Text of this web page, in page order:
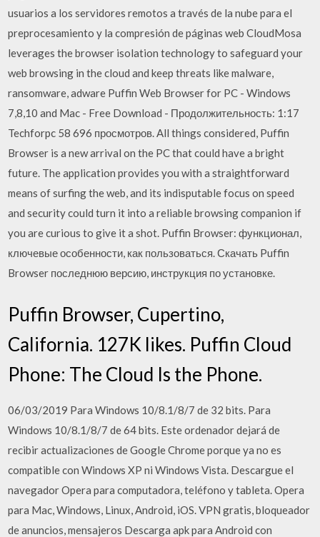
usuarios a los servidores remotos a través de la nube para el
preprocesamiento y la compresión de páginas web CloudMosa
leverages the browser isolation technology to safeguard your
web browsing in the cloud and keep threats like malware,
ransomware, adware Puffin Web Browser for PC - Windows
7,8,10 and Mac - Free Download - Продолжительность: 1:17
Techforpc 58 696 просмотров. All things considered, Puffin
Browser is a new arrival on the PC that could have a bright
future. The application provides you with a straightforward
means of surfing the web, and its indisputable focus on speed
and security could turn it into a reliable browsing companion if
you are curious to give it a shot. Puffin Browser: функционал,
ключевые особенности, как пользоваться. Скачать Puffin
Browser последнюю версию, инструкция по установке.
Puffin Browser, Cupertino,
California. 127K likes. Puffin Cloud
Phone: The Cloud Is the Phone.
06/03/2019 Para Windows 10/8.1/8/7 de 32 bits. Para
Windows 10/8.1/8/7 de 64 bits. Este ordenador dejará de
recibir actualizaciones de Google Chrome porque ya no es
compatible con Windows XP ni Windows Vista. Descargue el
navegador Opera para computadora, teléfono y tableta. Opera
para Mac, Windows, Linux, Android, iOS. VPN gratis, bloqueador
de anuncios, mensajeros Descarga apk para Android con